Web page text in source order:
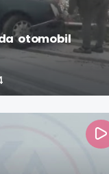
otomobil